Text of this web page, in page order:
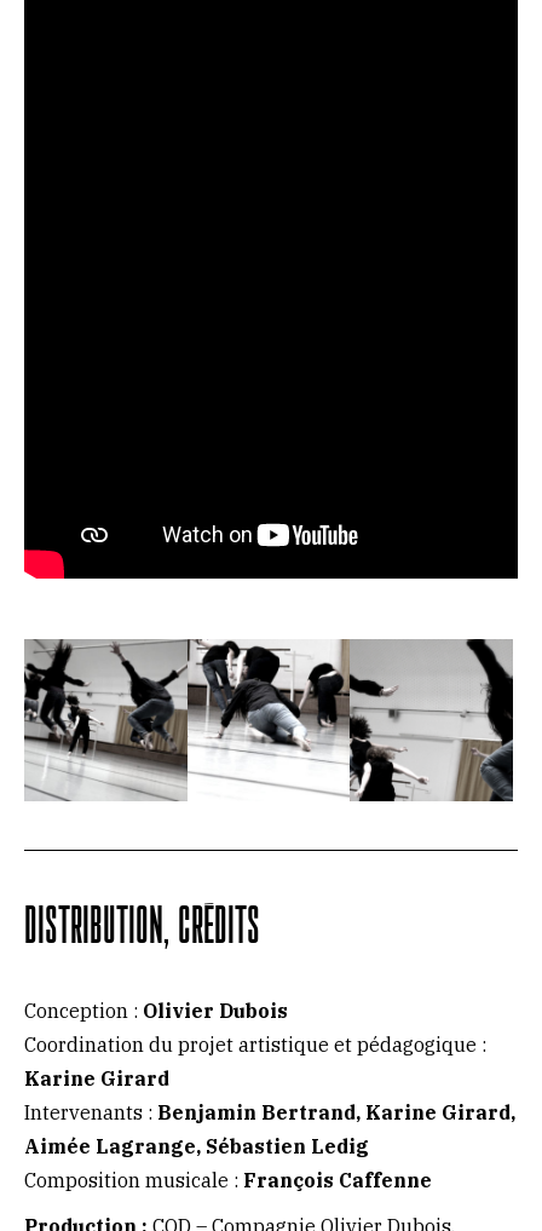
DISTRIBUTION, CRÉDITS
Conception : Olivier Dubois
Coordination du projet artistique et pédagogique :
Karine Girard
Intervenants : Benjamin Bertrand, Karine Girard,
Aimée Lagrange, Sébastien Ledig
Composition musicale : François Caffenne